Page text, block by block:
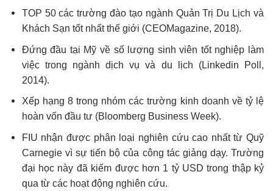
TOP 50 các trường đào tạo ngành Quản Trị Du Lịch và
Khách Sạn tốt nhất thế giới (CEOMagazine, 2018).
Đứng đầu tại Mỹ về số lượng sinh viên tốt nghiệp làm
việc trong ngành dịch vụ và du lịch (Linkedin Poll,
2014).
Xếp hạng 8 trong nhóm các trường kinh doanh về tỷ lệ
hoàn vốn đầu tư (Bloomberg Business Week).
FIU nhận được phân loại nghiên cứu cao nhất từ Quỹ
Carnegie vì sự tiến bộ của công tác giảng dạy. Trường
đại học này đã kiếm được hơn 1 tỷ USD trong thập kỷ
qua từ các hoạt động nghiên cứu.